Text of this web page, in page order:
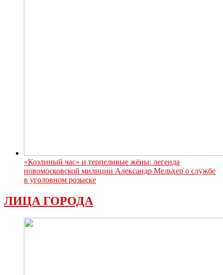
«Козлиный час» и терпеливые жёны: легенда
новомосковской милиции Александр Мельхер о службе
в уголовном розыске
ЛИЦА ГОРОДА